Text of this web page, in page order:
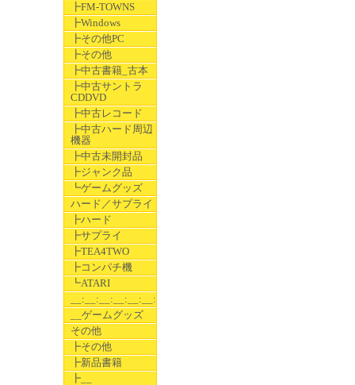
┣FM-TOWNS
┣Windows
┣その他PC
┣その他
┣中古書籍_古本
┣中古サントラ
CDDVD
┣中古レコード
┣中古ハード周辺
機器
┣中古未開封品
┣ジャンク品
┗ゲームグッズ
ハード／サプライ
┣ハード
┣サプライ
┣TEA4TWO
┣コンパチ機
┗ATARI
__:__:__:__:__:__:__
__ゲームグッズ
その他
┣その他
┣新品書籍
┣__